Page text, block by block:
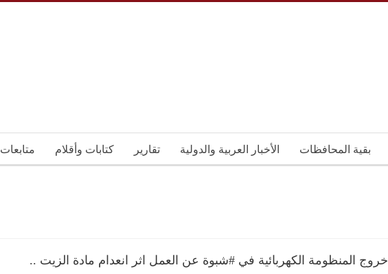
بقية المحافظات الأخبار العربية والدولية تقارير كتابات وأقلام متابعات
خروج المنظومة الكهربائية في #شبوة عن العمل اثر انعدام مادة الزيت ..